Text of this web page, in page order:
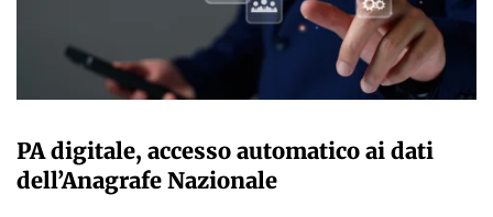
PA digitale, accesso automatico ai dati
dell’Anagrafe Nazionale